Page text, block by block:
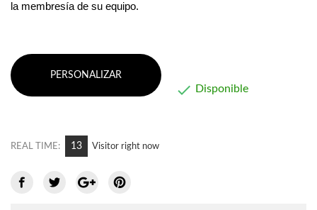
la membresía de su equipo.
PERSONALIZAR
 Disponible
REAL TIME: 5 Visitor right now